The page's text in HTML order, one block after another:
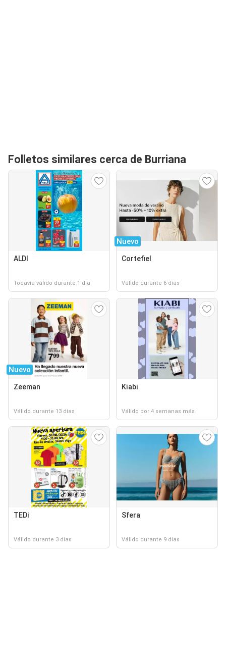
Folletos similares cerca de Burriana
ALDI
Todavía válido durante 1 día
Nuevo
Cortefiel
Válido durante 6 días
Nuevo
Zeeman
Válido durante 13 días
Kiabi
Válido por 4 semanas más
TEDi
Válido durante 3 días
Sfera
Válido durante 9 días